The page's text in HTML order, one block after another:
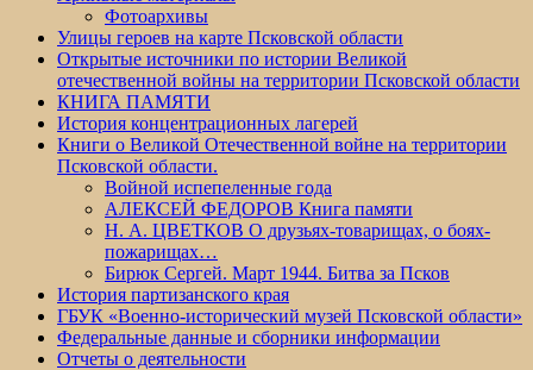
Фотоархивы
Улицы героев на карте Псковской области
Открытые источники по истории Великой
отечественной войны на территории Псковской области
КНИГА ПАМЯТИ
История концентрационных лагерей
Книги о Великой Отечественной войне на территории
Псковской области.
Войной испепеленные года
АЛЕКСЕЙ ФЕДОРОВ Книга памяти
Н. А. ЦВЕТКОВ О друзьях-товарищах, о боях-
пожарищах…
Бирюк Сергей. Март 1944. Битва за Псков
История партизанского края
ГБУК «Военно-исторический музей Псковской области»
Федеральные данные и сборники информации
Отчеты о деятельности